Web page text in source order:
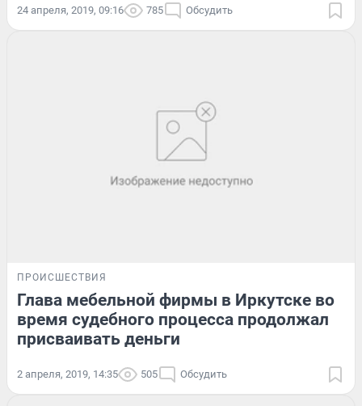
24 апреля, 2019, 09:16 785 Обсудить
ПРОИСШЕСТВИЯ
Глава мебельной фирмы в Иркутске во
время судебного процесса продолжал
присваивать деньги
2 апреля, 2019, 14:35 505 Обсудить